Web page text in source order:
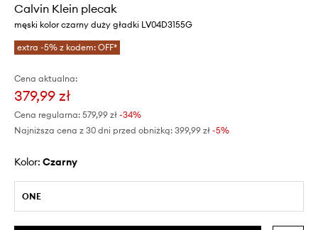
Calvin Klein plecak
męski kolor czarny duży gładki LV04D3155G
extra -5% z kodem: OFF*
Cena aktualna:
379,99 zł
Cena regularna: 579,99 zł -34%
Najniższa cena z 30 dni przed obniżką: 399,99 zł -5%
Kolor: czarny
ONE